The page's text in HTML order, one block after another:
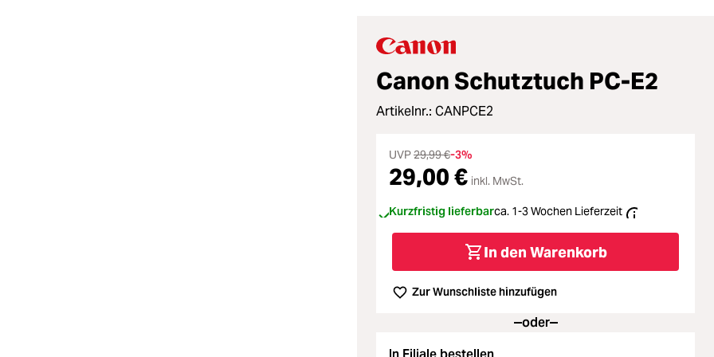
Canon Schutztuch PC-E2
Artikelnr.: CANPCE2
UVP29,99 €-3%
29,00 € inkl. MwSt.
Kurzfristig lieferbarca. 1-3 Wochen Lieferzeit
In den Warenkorb
Zur Wunschliste hinzufügen
oder